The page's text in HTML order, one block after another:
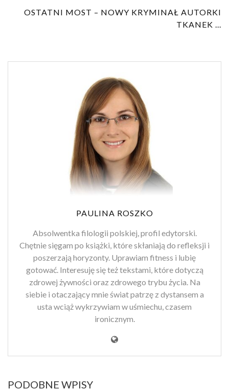
OSTATNI MOST – NOWY KRYMINAŁ AUTORKI
TKANEK ...
PAULINA ROSZKO
Absolwentka filologii polskiej, profil edytorski.
Chętnie sięgam po książki, które skłaniają do refleksji i
poszerzają horyzonty. Uprawiam fitness i lubię
gotować. Interesuję się też tekstami, które dotyczą
zdrowej żywności oraz zdrowego trybu życia. Na
siebie i otaczający mnie świat patrzę z dystansem a
usta wciąż wykrzywiam w uśmiechu, czasem
ironicznym.
PODOBNE WPISY